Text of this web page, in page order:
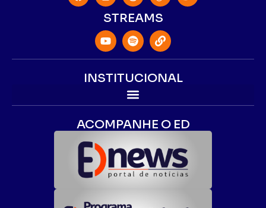
STREAMS
INSTITUCIONAL
ACOMPANHE O ED